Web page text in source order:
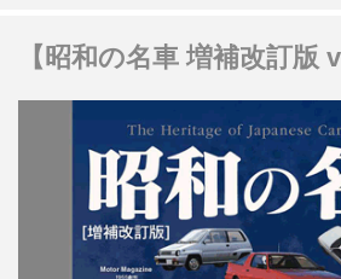
【昭和の名車 増補改訂版